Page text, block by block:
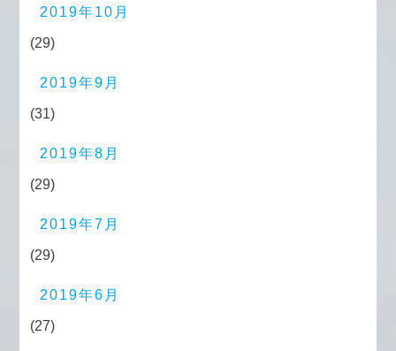
2019年10月
(29)
2019年9月
(31)
2019年8月
(29)
2019年7月
(29)
2019年6月
(27)